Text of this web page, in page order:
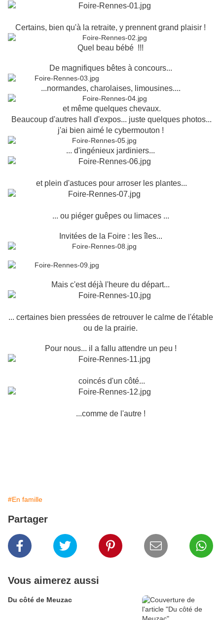
Certains, bien qu'à la retraite, y prennent grand plaisir !
Quel beau bébé !!!
De magnifiques bêtes à concours...
...normandes, charolaises, limousines....
et même quelques chevaux.
Beaucoup d'autres hall d'expos... juste quelques photos...
j'ai bien aimé le cybermouton !
... d'ingénieux jardiniers...
et plein d'astuces pour arroser les plantes...
... ou piéger guêpes ou limaces ...
Invitées de la Foire : les îles...
Mais c'est déjà l'heure du départ...
... certaines bien pressées de retrouver le calme de l'étable
ou de la prairie.
Pour nous... il a fallu attendre un peu !
coincés d'un côté...
...comme de l'autre !
#En famille
Partager
Vous aimerez aussi
Du côté de Meuzac